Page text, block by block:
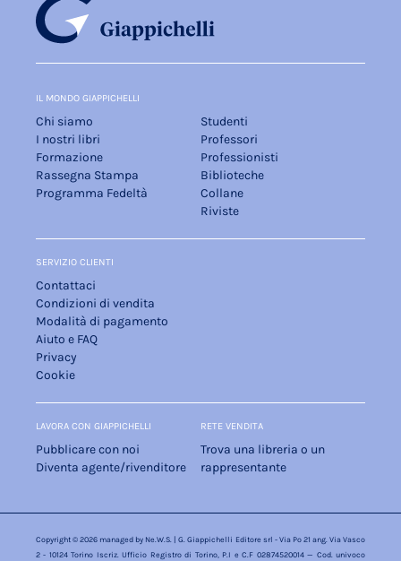
IL MONDO GIAPPICHELLI
Chi siamo
I nostri libri
Formazione
Rassegna Stampa
Programma Fedeltà
Studenti
Professori
Professionisti
Biblioteche
Collane
Riviste
SERVIZIO CLIENTI
Contattaci
Condizioni di vendita
Modalità di pagamento
Aiuto e FAQ
Privacy
Cookie
LAVORA CON GIAPPICHELLI
Pubblicare con noi
Diventa agente/rivenditore
RETE VENDITA
Trova una libreria o un
rappresentante
Copyright © 2026 managed by Ne.W.S. | G. Giappichelli Editore srl - Via Po 21 ang. Via Vasco
2 - 10124 Torino Iscriz. Ufficio Registro di Torino, P.I e C.F 02874520014 — Cod. univoco